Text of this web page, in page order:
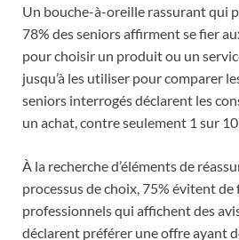
Un bouche-à-oreille rassurant qui
78% des seniors affirment se fier
pour choisir un produit ou un
jusqu’à les utiliser pour comparer
seniors interrogés déclarent les
un achat, contre seulement 1 sur
À la recherche d’éléments de
processus de choix, 75% évitent
professionnels qui affichent des
déclarent préférer une offre ayant